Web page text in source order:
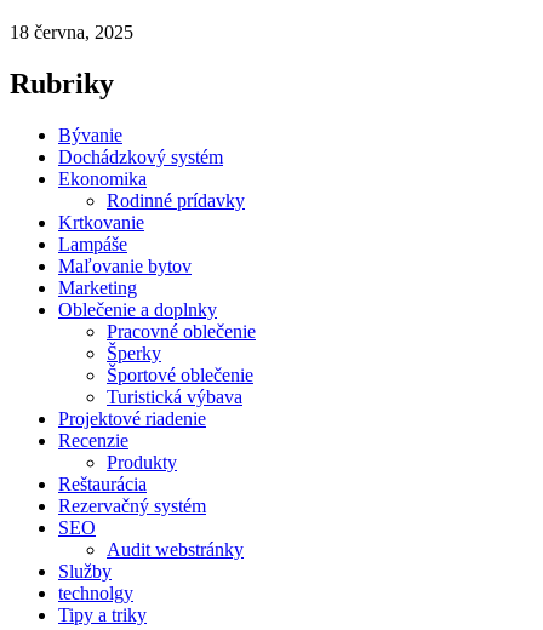
18 června, 2025
Rubriky
Bývanie
Dochádzkový systém
Ekonomika
Rodinné prídavky
Krtkovanie
Lampáše
Maľovanie bytov
Marketing
Oblečenie a doplnky
Pracovné oblečenie
Šperky
Športové oblečenie
Turistická výbava
Projektové riadenie
Recenzie
Produkty
Reštaurácia
Rezervačný systém
SEO
Audit webstránky
Služby
technolgy
Tipy a triky